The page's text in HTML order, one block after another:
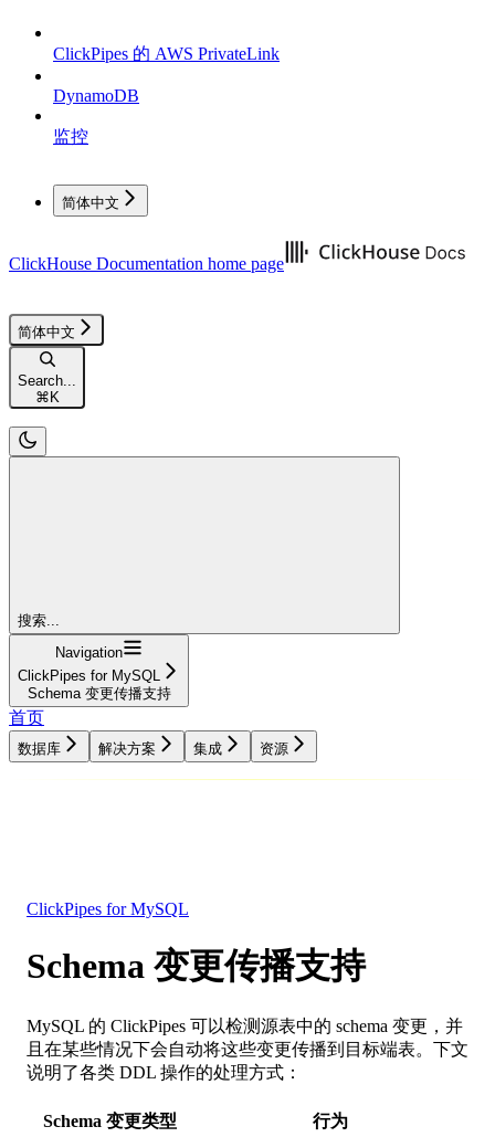
ClickPipes 的 AWS PrivateLink
DynamoDB
监控
简体中文
ClickHouse Documentation home page
简体中文
Search...
⌘K
搜索...
Navigation
ClickPipes for MySQL
Schema 变更传播支持
首页
数据库 解决方案 集成 资源
ClickPipes for MySQL
Schema 变更传播支持
MySQL 的 ClickPipes 可以检测源表中的 schema 变更，并
且在某些情况下会自动将这些变更传播到目标端表。下文
说明了各类 DDL 操作的处理方式：
Schema 变更类型
行为